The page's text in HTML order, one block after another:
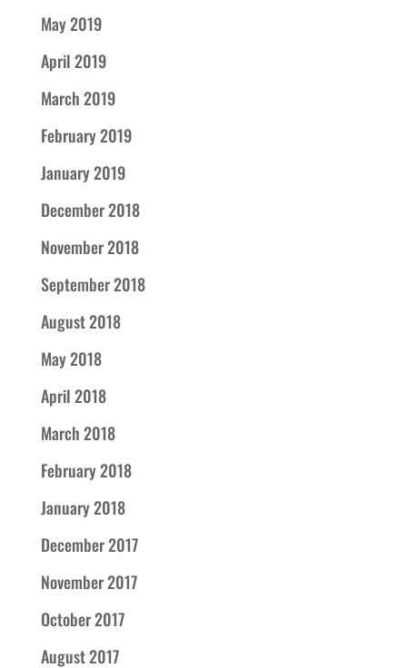
May 2019
April 2019
March 2019
February 2019
January 2019
December 2018
November 2018
September 2018
August 2018
May 2018
April 2018
March 2018
February 2018
January 2018
December 2017
November 2017
October 2017
August 2017